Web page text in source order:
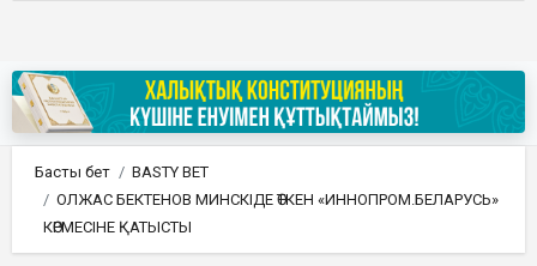
Басты бет
BASTY BET
ОЛЖАС БЕКТЕНОВ МИНСКІДЕ ӨТКЕН «ИННОПРОМ.БЕЛАРУСЬ»
КӨРМЕСІНЕ ҚАТЫСТЫ